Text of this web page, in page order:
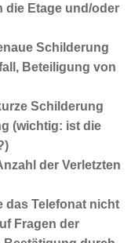
die Etage und/oder
Schilderung
Beteiligung von
Schilderung
(wichtig: ist die
der Verletzten
das Telefonat nicht
Fragen der